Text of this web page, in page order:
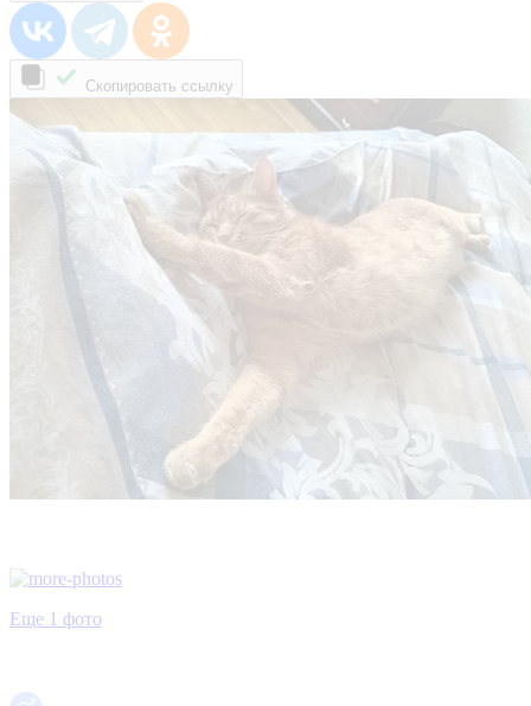
Скопировать ссылку
Еще 1 фото